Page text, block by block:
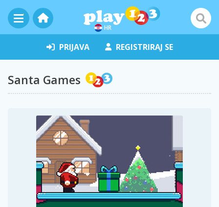
HR
PRIJAVA REGISTRIRAJ SE
Santa Games